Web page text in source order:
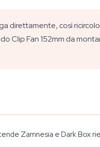
direttamente, così
Clip Fan 152mm da
Zamnesia e Dark Box